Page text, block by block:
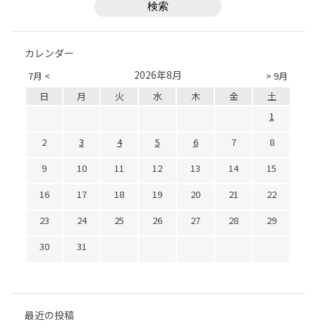
カレンダー
7月 < > 9月
2026年8月
日 月 火 水 木 金
土
1
2
3 4 5 6 7
8
9
10 11 12 13 14
15
16
17 18 19 20 21
22
23
24 25 26 27 28
29
30
31
最近の投稿